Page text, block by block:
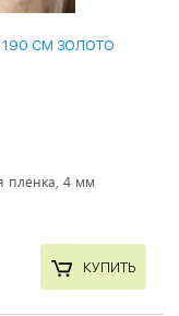
190 СМ ЗОЛОТО
пленка, 4 мм
КУПИТЬ